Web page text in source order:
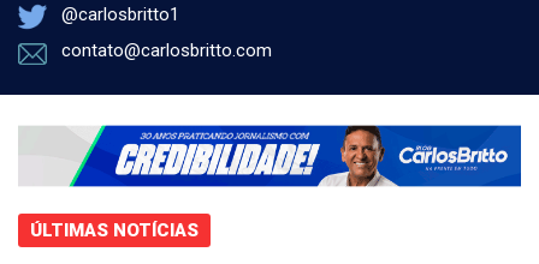
@carlosbritto1
contato@carlosbritto.com
ÚLTIMAS NOTÍCIAS